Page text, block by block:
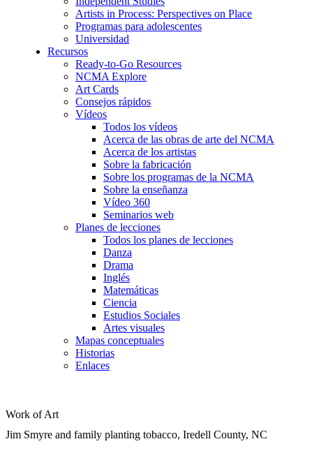
Artists in Process: Perspectives on Place
Programas para adolescentes
Universidad
Recursos
Ready-to-Go Resources
NCMA Explore
Art Cards
Consejos rápidos
Vídeos
Todos los vídeos
Acerca de las obras de arte del NCMA
Acerca de los artistas
Sobre la fabricación
Sobre los programas de la NCMA
Sobre la enseñanza
Vídeo 360
Seminarios web
Planes de lecciones
Todos los planes de lecciones
Danza
Drama
Inglés
Matemáticas
Ciencia
Estudios Sociales
Artes visuales
Mapas conceptuales
Historias
Enlaces
Work of Art
Jim Smyre and family planting tobacco, Iredell County, NC